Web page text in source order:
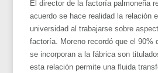
El director de la factoría palmoneña
acuerdo se hace realidad la relación
universidad al trabajarse sobre
factoría. Moreno recordó que el 90%
se incorporan a la fábrica son
esta relación permite una fluida